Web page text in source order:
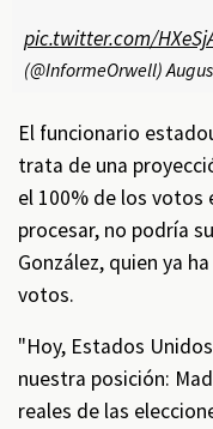
pic.twitter.com/
(@InformeOrwell)
El funcionario
trata de una
el 100% de los votos
procesar, no podría
González, quien ya
votos.
"Hoy, Estados
nuestra posición:
reales de las